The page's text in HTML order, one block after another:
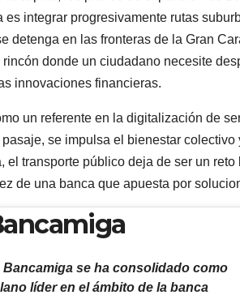
es integrar progresivamente rutas
detenga en las fronteras de la Gran
donde un ciudadano necesite
innovaciones financieras.
un referente en la digitalización de
se impulsa el bienestar
el transporte público deja de ser un
de una banca que apuesta por
se ha consolidado como
líder en el ámbito de la banca